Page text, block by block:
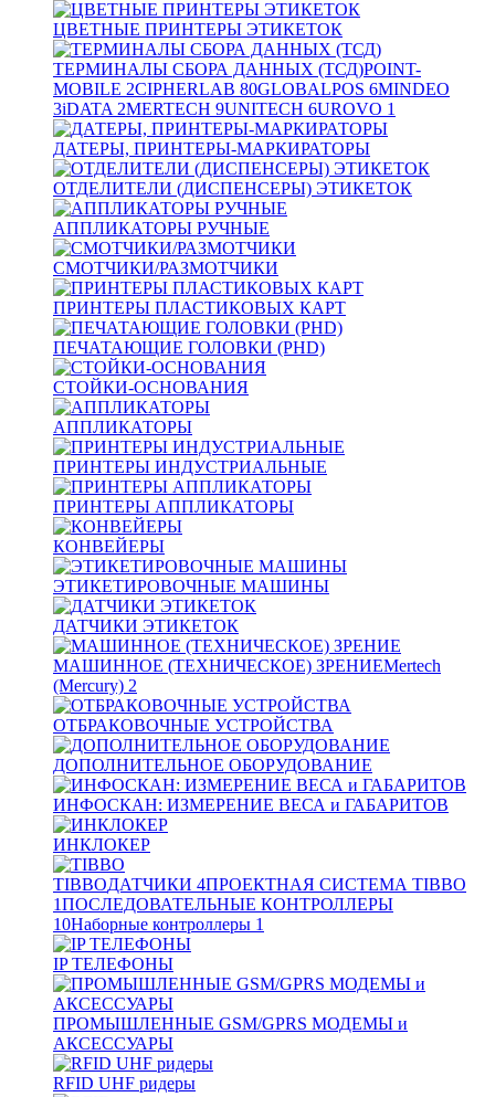
ЦВЕТНЫЕ ПРИНТЕРЫ ЭТИКЕТОК
ТЕРМИНАЛЫ СБОРА ДАННЫХ (ТСД)POINT-
MOBILE 2CIPHERLAB 80GLOBALPOS 6MINDEO
3iDATA 2MERTECH 9UNITECH 6UROVO 1
ДАТЕРЫ, ПРИНТЕРЫ-МАРКИРАТОРЫ
ОТДЕЛИТЕЛИ (ДИСПЕНСЕРЫ) ЭТИКЕТОК
АППЛИКАТОРЫ РУЧНЫЕ
СМОТЧИКИ/РАЗМОТЧИКИ
ПРИНТЕРЫ ПЛАСТИКОВЫХ КАРТ
ПЕЧАТАЮЩИЕ ГОЛОВКИ (PHD)
СТОЙКИ-ОСНОВАНИЯ
АППЛИКАТОРЫ
ПРИНТЕРЫ ИНДУСТРИАЛЬНЫЕ
ПРИНТЕРЫ АППЛИКАТОРЫ
КОНВЕЙЕРЫ
ЭТИКЕТИРОВОЧНЫЕ МАШИНЫ
ДАТЧИКИ ЭТИКЕТОК
МАШИННОЕ (ТЕХНИЧЕСКОЕ) ЗРЕНИЕMertech
(Mercury) 2
ОТБРАКОВОЧНЫЕ УСТРОЙСТВА
ДОПОЛНИТЕЛЬНОЕ ОБОРУДОВАНИЕ
ИНФОСКАН: ИЗМЕРЕНИЕ ВЕСА и ГАБАРИТОВ
ИНКЛОКЕР
TIBBOДАТЧИКИ 4ПРОЕКТНАЯ СИСТЕМА TIBBO
1ПОСЛЕДОВАТЕЛЬНЫЕ КОНТРОЛЛЕРЫ
10Наборные контроллеры 1
IP ТЕЛЕФОНЫ
ПРОМЫШЛЕННЫЕ GSM/GPRS МОДЕМЫ и
АКСЕССУАРЫ
RFID UHF ридеры